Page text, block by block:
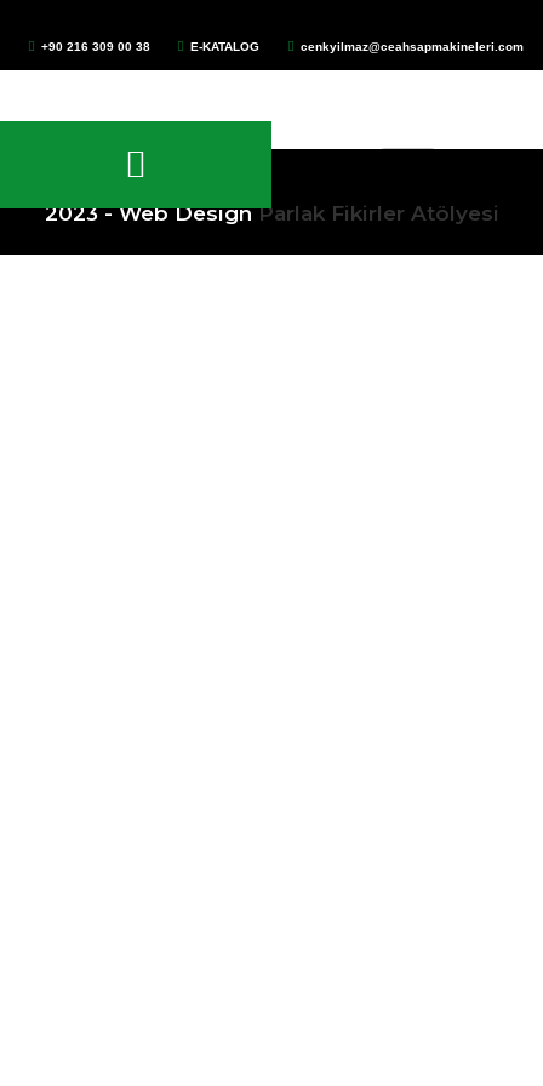
+90 216 309 00 38 E-KATALOG cenkyilmaz@ceahsapmakineleri.com
2023 - Web DesignParlak Fikirler Atölyesi